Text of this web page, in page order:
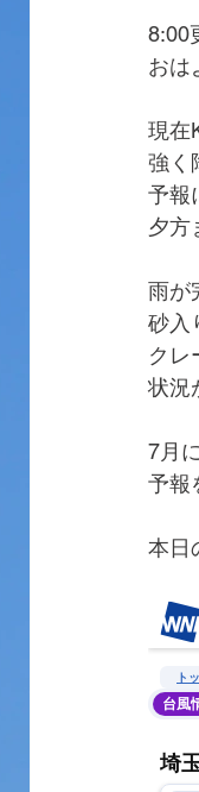
8:00
おは
現在
強く
予報
夕方
雨が
砂入
クレ
状況
7月
予報
本日